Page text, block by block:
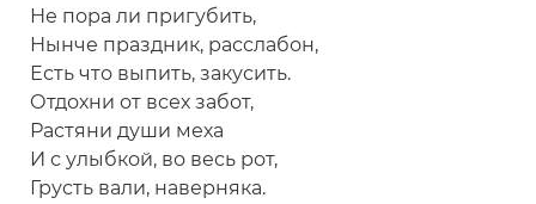
Не пора ли пригубить,
Нынче праздник, расслабон,
Есть что выпить, закусить.
Отдохни от всех забот,
Растяни души меха
И с улыбкой, во весь рот,
Грусть вали, наверняка.